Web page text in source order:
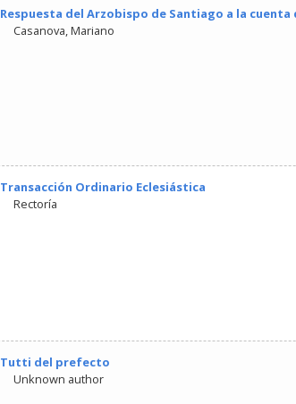
Respuesta del Arzobispo de Santiago a la cuenta
Casanova, Mariano
Transacción Ordinario Eclesiástica
Rectoría
Tutti del prefecto
Unknown author